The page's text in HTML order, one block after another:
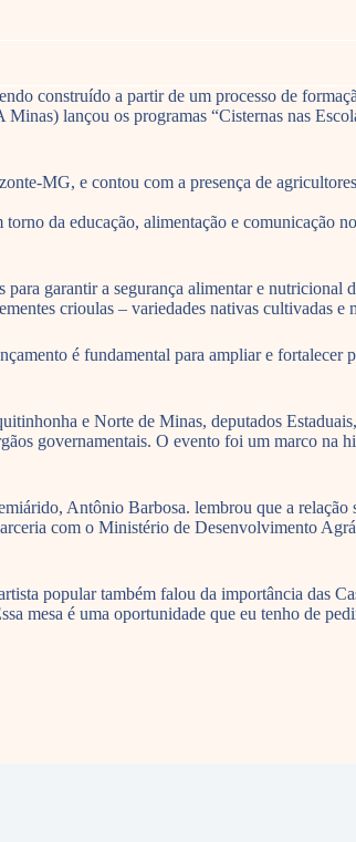
construído a partir de um processo de
lançou os programas “Cisternas nas
MG, e contou com a presença de
da educação, alimentação e
garantir a segurança alimentar e
crioulas – variedades nativas cultivadas e
é fundamental para ampliar e fortalecer
e Norte de Minas, deputados
governamentais. O evento foi um marco na
Antônio Barbosa. lembrou que a
com o Ministério de Desenvolvimento
popular também falou da importância das
mesa é uma oportunidade que eu tenho de